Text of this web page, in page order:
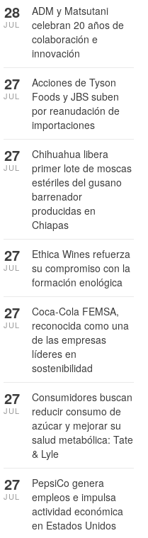
ADM y Matsutani
celebran 20 años de
colaboración e
innovación
28
JUL
Acciones de Tyson
Foods y JBS suben
por reanudación de
importaciones
27
JUL
Chihuahua libera
primer lote de moscas
estériles del gusano
barrenador
producidas en
Chiapas
27
JUL
Ethica Wines refuerza
su compromiso con la
formación enológica
27
JUL
Coca-Cola FEMSA,
reconocida como una
de las empresas
líderes en
sostenibilidad
27
JUL
Consumidores buscan
reducir consumo de
azúcar y mejorar su
salud metabólica: Tate
& Lyle
27
JUL
PepsiCo genera
empleos e impulsa
actividad económica
en Estados Unidos
27
JUL